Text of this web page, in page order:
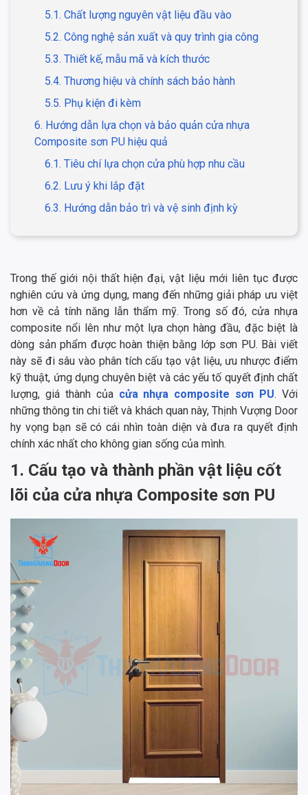
5.1. Chất lượng nguyên vật liệu đầu vào
5.2. Công nghệ sản xuất và quy trình gia công
5.3. Thiết kế, mẫu mã và kích thước
5.4. Thương hiệu và chính sách bảo hành
5.5. Phụ kiện đi kèm
6. Hướng dẫn lựa chọn và bảo quản cửa nhựa
Composite sơn PU hiệu quả
6.1. Tiêu chí lựa chọn cửa phù hợp nhu cầu
6.2. Lưu ý khi lắp đặt
6.3. Hướng dẫn bảo trì và vệ sinh định kỳ
Trong thế giới nội thất hiện đại, vật liệu mới liên tục được
nghiên cứu và ứng dụng, mang đến những giải pháp ưu việt
hơn về cả tính năng lẫn thẩm mỹ. Trong số đó, cửa nhựa
composite nổi lên như một lựa chọn hàng đầu, đặc biệt là
dòng sản phẩm được hoàn thiện bằng lớp sơn PU. Bài viết
này sẽ đi sâu vào phân tích cấu tạo vật liệu, ưu nhược điểm
kỹ thuật, ứng dụng chuyên biệt và các yếu tố quyết định chất
lượng, giá thành của cửa nhựa composite sơn PU. Với
những thông tin chi tiết và khách quan này, Thịnh Vượng Door
hy vọng bạn sẽ có cái nhìn toàn diện và đưa ra quyết định
chính xác nhất cho không gian sống của mình.
1. Cấu tạo và thành phần vật liệu cốt
lõi của cửa nhựa Composite sơn PU